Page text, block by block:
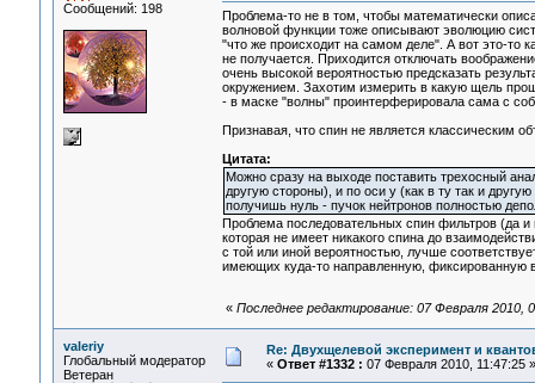
Сообщений: 198
Проблема-то не в том, чтобы математически
волновой функции тоже описывают эволюцию
"что же происходит на самом деле". А вот это-то
не получается. Приходится отключать
очень высокой вероятностью предсказать
окружением. Захотим измерить в какую щель
- в маске "волны" проинтерферировала сама с
Признавая, что спин не является
Цитата:
Можно сразу на выходе поставить трехосный
другую стороны), и по оси y (как в ту так и
получишь нуль - пучок нейтронов полностью
Проблема последовательных спин фильтров (да
которая не имеет никакого спина до
с той или иной вероятностью, лучше
имеющих куда-то направленную, фиксированную
« Последнее редактирование: 07 Февраля 2010,
valeriy
Глобальный модератор
Ветеран
Re: Двухщелевой эксперимент и
« Ответ #1332 : 07 Февраля 2010, 11:47:25 »